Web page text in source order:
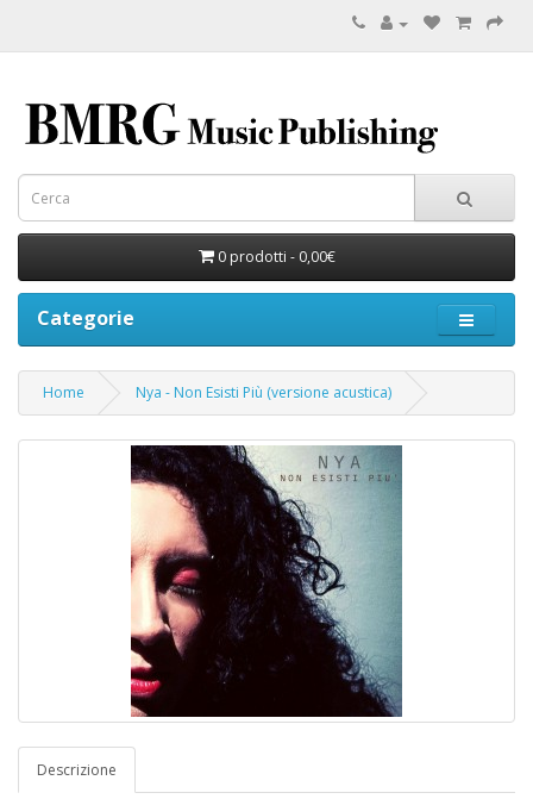
0 prodotti - 0,00€
Categorie
Home Nya - Non Esisti Più (versione acustica)
Descrizione